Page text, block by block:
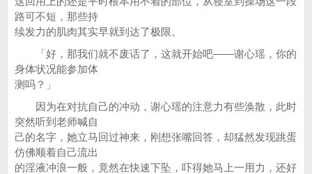
路可不短，那些持
续发力的肌肉其实早就到达了极限。
「好，那我们就不废话了，这就开始吧——谢心瑶，你的
身体状况能参加体
测吗？」
因为在对抗自己的冲动，谢心瑶的注意力有些涣散，此时
突然听到老师喊自
己的名字，她立马回过神来，刚想张嘴回答，却猛然发现跳蛋
仿佛顺着自己流出
的淫液冲浪一般，竟然在快速下坠，吓得她马上一用力，还好